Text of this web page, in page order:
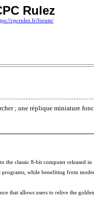
Rulez
cpcrulez.fr/forum/
; une réplique miniature
classic 8-bit computer released
while benefiting from
that allows users to relive the